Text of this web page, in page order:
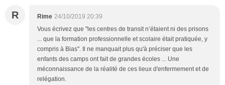
R Rime 24/10/2019 20:39
Vous écrivez que "les centres de transit n’étaient ni des prisons
... que la formation professionnelle et scolaire était pratiquée, y
compris à Bias". Il ne manquait plus qu'à préciser que les
enfants des camps ont fait de grandes écoles ... Une
méconnaissance de la réalité de ces lieux d'enfermement et de
relégation.